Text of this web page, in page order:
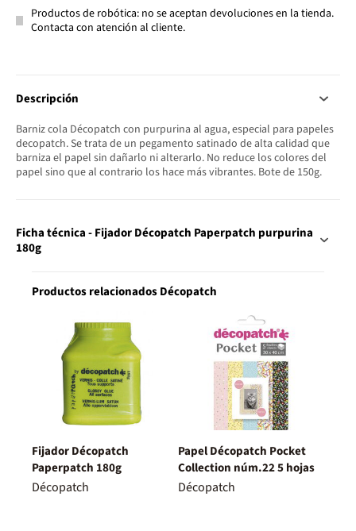
Productos de robótica: no se aceptan devoluciones en la tienda.
Contacta con atención al cliente.
Descripción
Barniz cola Décopatch con purpurina al agua, especial para papeles
decopatch. Se trata de un pegamento satinado de alta calidad que
barniza el papel sin dañarlo ni alterarlo. No reduce los colores del
papel sino que al contrario los hace más vibrantes. Bote de 150g.
Ficha técnica - Fijador Décopatch Paperpatch purpurina
180g
Productos relacionados Décopatch
Fijador Décopatch
Paperpatch 180g
Décopatch
Papel Décopatch Pocket
Collection núm.22 5 hojas
Décopatch